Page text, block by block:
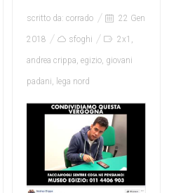
scritto da: corrado 22 Gen
2018 sfoghi 2x1 ,
andrea crippa, egizio, giovani
padani, lega nord